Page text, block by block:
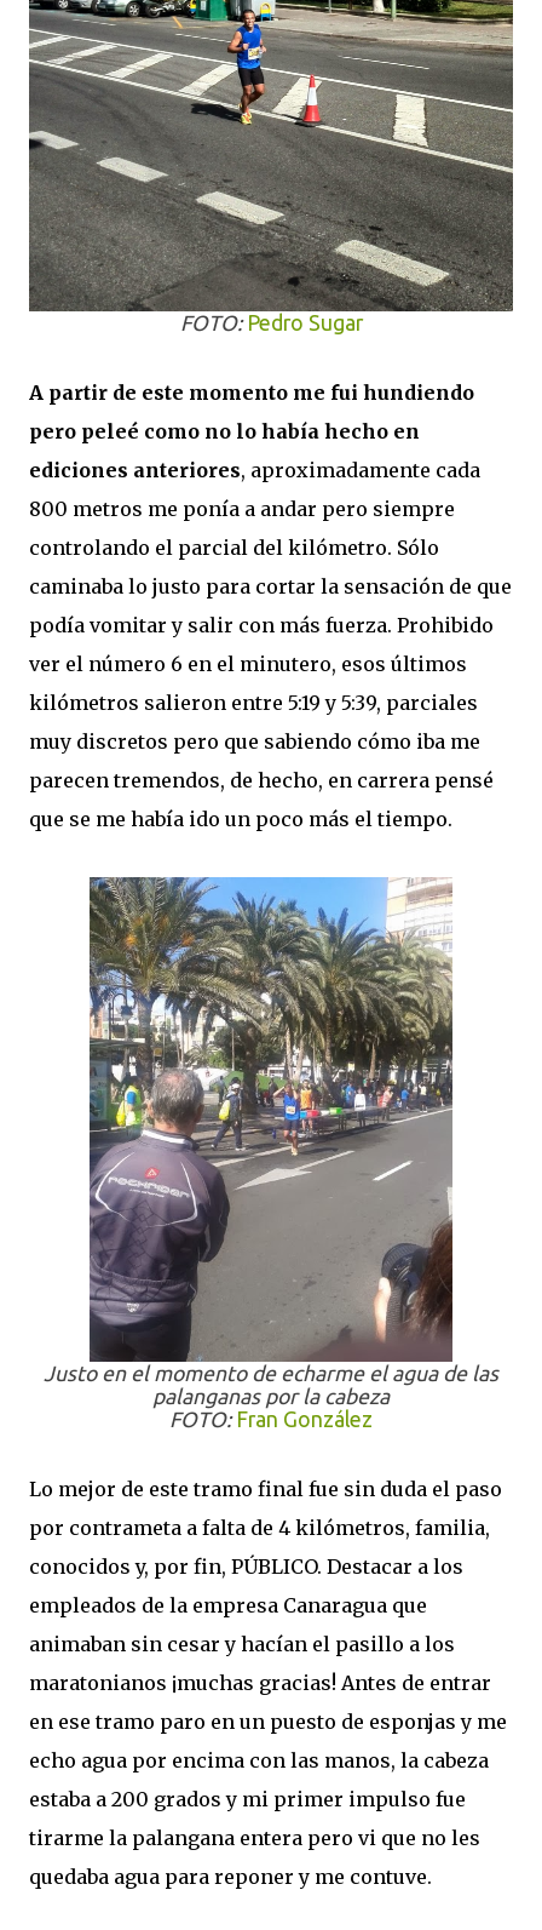
FOTO: Pedro Sugar
A partir de este momento me fui hundiendo
pero peleé como no lo había hecho en
ediciones anteriores, aproximadamente cada
800 metros me ponía a andar pero siempre
controlando el parcial del kilómetro. Sólo
caminaba lo justo para cortar la sensación de que
podía vomitar y salir con más fuerza. Prohibido
ver el número 6 en el minutero, esos últimos
kilómetros salieron entre 5:19 y 5:39, parciales
muy discretos pero que sabiendo cómo iba me
parecen tremendos, de hecho, en carrera pensé
que se me había ido un poco más el tiempo.
Justo en el momento de echarme el agua de las
palanganas por la cabeza
FOTO: Fran González
Lo mejor de este tramo final fue sin duda el paso
por contrameta a falta de 4 kilómetros, familia,
conocidos y, por fin, PÚBLICO. Destacar a los
empleados de la empresa Canaragua que
animaban sin cesar y hacían el pasillo a los
maratonianos ¡muchas gracias! Antes de entrar
en ese tramo paro en un puesto de esponjas y me
echo agua por encima con las manos, la cabeza
estaba a 200 grados y mi primer impulso fue
tirarme la palangana entera pero vi que no les
quedaba agua para reponer y me contuve.